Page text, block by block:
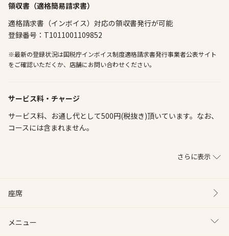
領収書（適格簡易請求書）
適格請求書（インボイス）対応の領収書発行が可能
登録番号：T1011001109852
※最新の登録状況は国税庁インボイス制度適格請求書発行事業者公表サイト
をご確認いただくか、店舗にお問い合わせください。
サービス料・チャージ
サービス料、お通し代として500円(税抜き)頂いています。なお、
コースには含まれません。
さらに表示
座席
メニュー